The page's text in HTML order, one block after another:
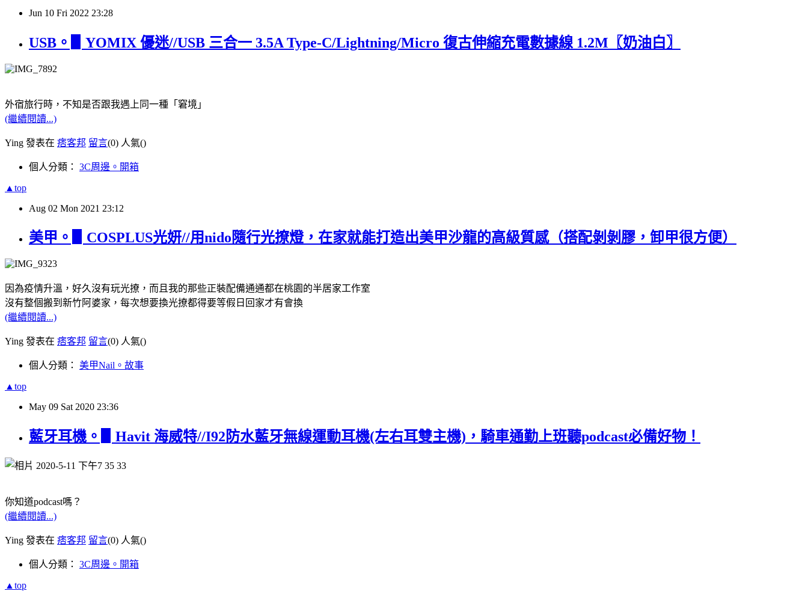
Jun 10 Fri 2022 23:28
USB。▋YOMIX 優迷//USB 三合一 3.5A Type-C/Lightning/Micro 復古伸縮充電數據線 1.2M〖奶油白〗
外宿旅行時，不知是否跟我遇上同一種「窘境」
(繼續閱讀...)
Ying 發表在 痞客邦 留言(0) 人氣()
個人分類： 3C周邊。開箱
▲top
Aug 02 Mon 2021 23:12
美甲。▋COSPLUS光妍//用nido隨行光撩燈，在家就能打造出美甲沙龍的高級質感（搭配剝剝膠，卸甲很方便）
因為疫情升溫，好久沒有玩光撩，而且我的那些正裝配備通通都在桃園的半居家工作室
沒有整個搬到新竹阿婆家，每次想要換光撩都得要等假日回家才有會換
(繼續閱讀...)
Ying 發表在 痞客邦 留言(0) 人氣()
個人分類： 美甲Nail。故事
▲top
May 09 Sat 2020 23:36
藍牙耳機。▋Havit 海威特//I92防水藍牙無線運動耳機(左右耳雙主機)，騎車通勤上班聽podcast必備好物！
你知道podcast嗎？
(繼續閱讀...)
Ying 發表在 痞客邦 留言(0) 人氣()
個人分類： 3C周邊。開箱
▲top